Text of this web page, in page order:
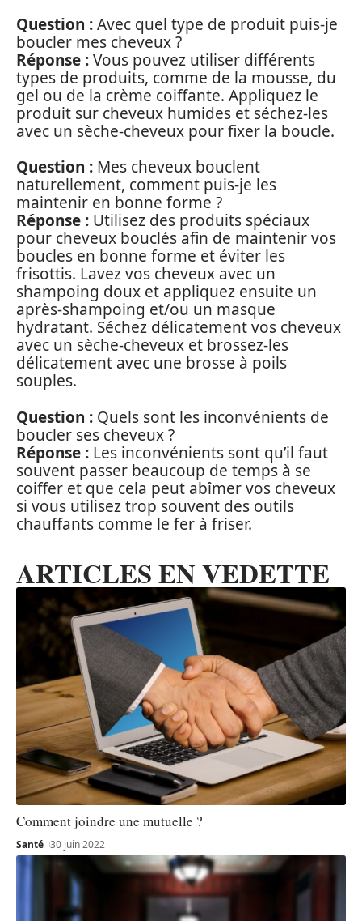
Question :Avec quel type de produit puis-je
boucler mes cheveux ?
Réponse :Vous pouvez utiliser différents
types de produits, comme de la mousse, du
gel ou de la crème coiffante. Appliquez le
produit sur cheveux humides et séchez-les
avec un sèche-cheveux pour fixer la boucle.
Question : Mes cheveux bouclent
naturellement, comment puis-je les
maintenir en bonne forme ?
Réponse : Utilisez des produits spéciaux
pour cheveux bouclés afin de maintenir vos
boucles en bonne forme et éviter les
frisottis. Lavez vos cheveux avec un
shampoing doux et appliquez ensuite un
après-shampoing et/ou un masque
hydratant. Séchez délicatement vos cheveux
avec un sèche-cheveux et brossez-les
délicatement avec une brosse à poils
souples.
Question : Quels sont les inconvénients de
boucler ses cheveux ?
Réponse : Les inconvénients sont qu’il faut
souvent passer beaucoup de temps à se
coiffer et que cela peut abîmer vos cheveux
si vous utilisez trop souvent des outils
chauffants comme le fer à friser.
ARTICLES EN VEDETTE
Comment joindre une mutuelle ?
Santé 30 juin 2022